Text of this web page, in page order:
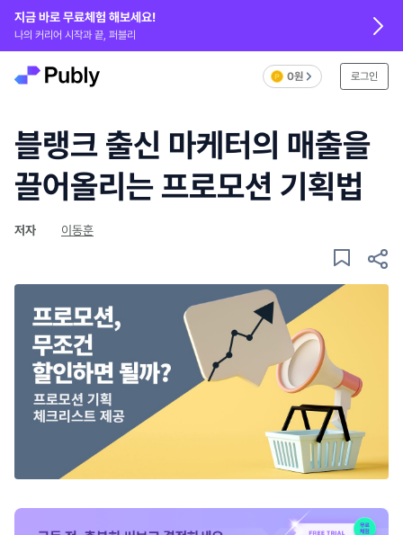
지금 바로 무료체험 해보세요!
나의 커리어 시작과 끝, 퍼블리
0원 로그인
블랭크 출신 마케터의 매출을
끌어올리는 프로모션 기획법
저자 이동훈